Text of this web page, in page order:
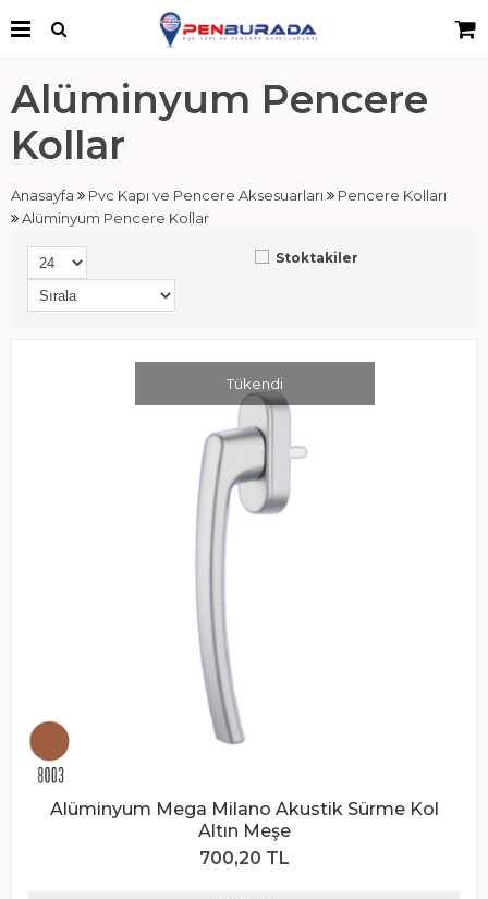
Alüminyum Pencere
Kollar
Anasayfa Pvc Kapı ve Pencere Aksesuarları
Pencere Kolları
Alüminyum Pencere Kollar
Stoktakiler
Tükendi
Alüminyum Mega Milano Akustik Sürme Kol
Altın Meşe
700,20 TL